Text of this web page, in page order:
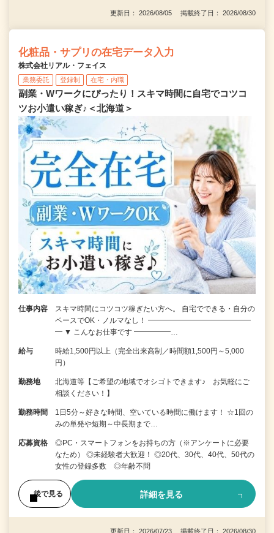
更新日： 2026/08/05 掲載終了日： 2026/08/30
化粧品・サプリの在宅データ入力
株式会社リアル・フェイス
業務委託 登録制 在宅・内職
副業・Wワークにぴったり！スキマ時間に自宅でコツコ
ツお小遣い稼ぎ♪＜北海道＞
仕事内容
スキマ時間にコツコツ稼ぎたい方へ。 自宅でできる・自分の
ペースでOK・ノルマなし！ ━━━━━━━━━━━━━━
━ ▼ こんなお仕事です ━━━━━…
給与
時給1,500円以上（完全出来高制／時間額1,500円～5,000
円）
勤務地
北海道等【ご希望の地域でオシゴトできます♪ お気軽にご
相談ください！】
勤務時間
1日5分～好きな時間、空いている時間に働けます！ ☆1回の
みの単発や短期～中長期まで…
応募資格
◎PC・スマートフォンをお持ちの方（※アンケートに必要
なため） ◎未経験者大歓迎！ ◎20代、30代、40代、50代の
女性の登録多数 ◎年齢不問
後で見る 詳細を見る
更新日： 2026/07/23 掲載終了日： 2026/08/30